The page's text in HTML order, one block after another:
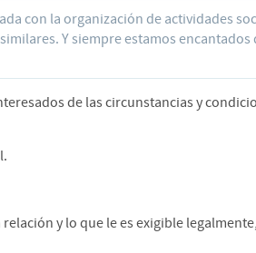
con la organización de actividades
Y siempre estamos
de las circunstancias y
y lo que le es exigible